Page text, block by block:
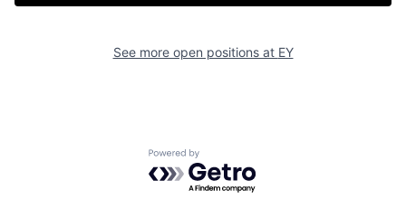
See more open positions at EY
Powered by Getro.com